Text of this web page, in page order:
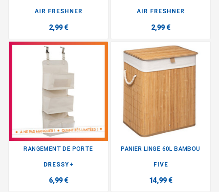
AIR FRESHNER
2,99 €
AIR FRESHNER
2,99 €
RANGEMENT DE PORTE
DRESSY+
6,99 €
PANIER LINGE 60L BAMBOU
FIVE
14,99 €